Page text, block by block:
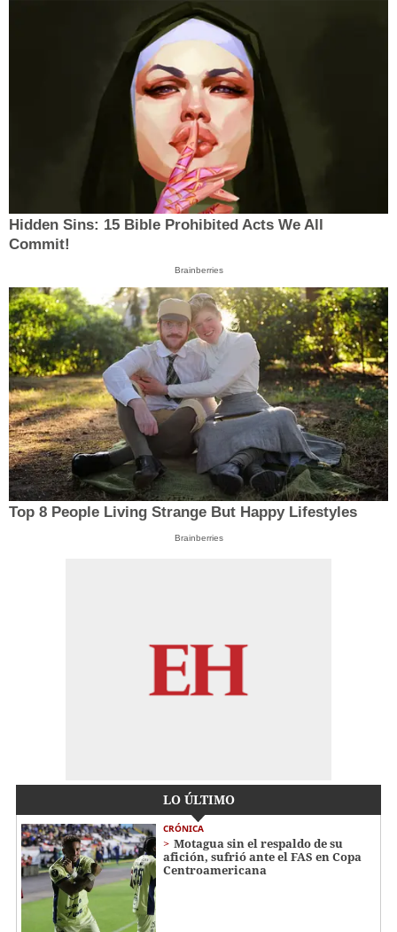
Hidden Sins: 15 Bible Prohibited Acts We All
Commit!
Brainberries
Top 8 People Living Strange But Happy Lifestyles
Brainberries
LO ÚLTIMO
CRÓNICA
Motagua sin el respaldo de su
afición, sufrió ante el FAS en Copa
Centroamericana